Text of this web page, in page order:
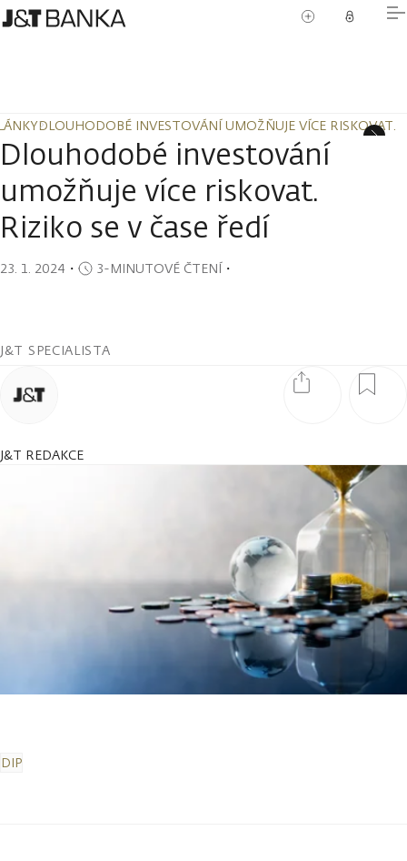
DLOUHODOBÉ INVESTOVÁNÍ UMOŽŇUJE VÍCE RISKOVAT.
DLOUHODOBÉ INVESTOVÁNÍ UMOŽŇUJE VÍCE RISKOVAT.
Dlouhodobé investování
umožňuje více riskovat.
Riziko se v čase ředí
23. 1. 2024 ・ 3-MINUTOVÉ ČTENÍ・
J&T SPECIALISTA
J&T REDAKCE
DIP